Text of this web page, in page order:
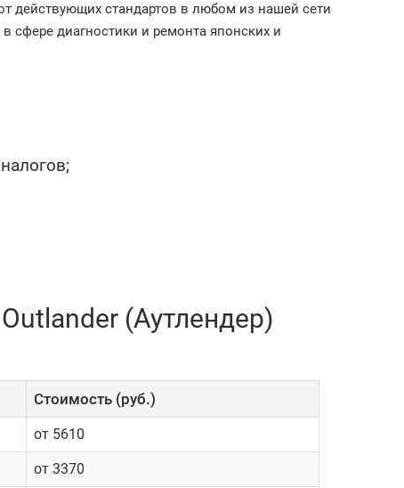
действующих стандартов в любом из нашей сети
сфере диагностики и ремонта японских и
(Аутлендер)
Cтоимость (руб.)
от 5610
от 3370